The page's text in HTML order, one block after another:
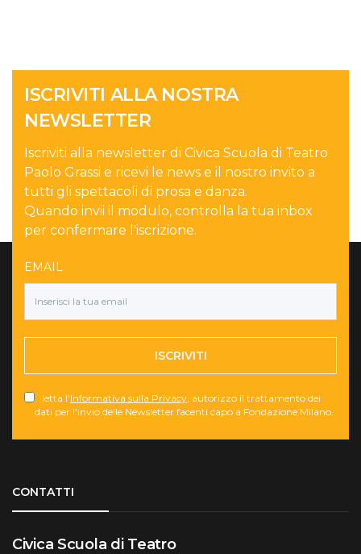
ISCRIVITI ALLA NOSTRA
NEWSLETTER
Iscriviti alla newsletter di Civica Scuola di Teatro
Paolo Grassi e ricevi le news e il nostro invito a
tutti gli spettacoli di prosa e danza.
Quando invii il modulo, controlla la tua inbox
per confermare l'iscrizione.
EMAIL
ISCRIVITI
letta l'Informativa sulla Privacy, autorizzo il trattamento dei
dati per l'invio delle Newsletter facenti capo a Fondazione Milano.
CONTATTI
Civica Scuola di Teatro